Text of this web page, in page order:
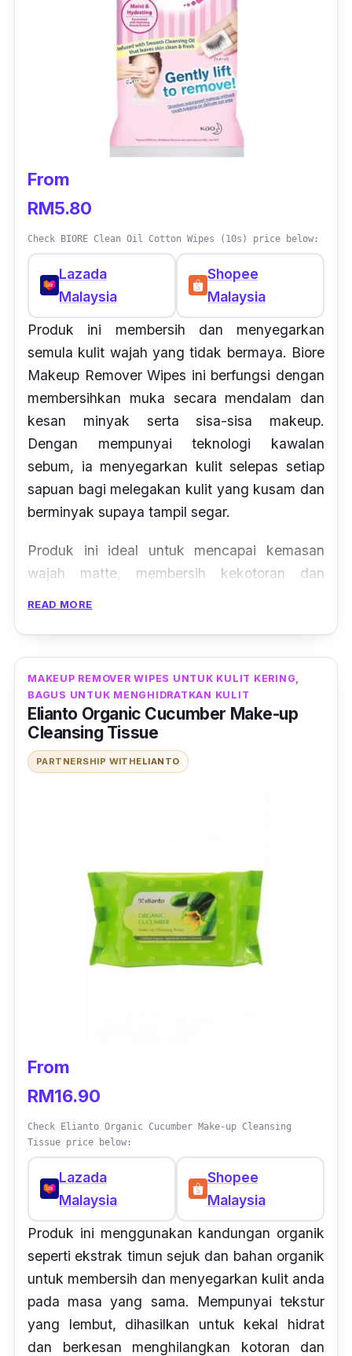
From
RM5.80
Check BIORE Clean Oil Cotton Wipes (10s) price below:
Lazada
Malaysia
Shopee
Malaysia
Produk ini membersih dan menyegarkan
semula kulit wajah yang tidak bermaya. Biore
Makeup Remover Wipes ini berfungsi dengan
membersihkan muka secara mendalam dan
kesan minyak serta sisa-sisa makeup.
Dengan mempunyai teknologi kawalan
sebum, ia menyegarkan kulit selepas setiap
sapuan bagi melegakan kulit yang kusam dan
berminyak supaya tampil segar.
Produk ini ideal untuk mencapai kemasan
wajah matte, membersih kekotoran dan
READ MORE
MAKEUP REMOVER WIPES UNTUK KULIT KERING,
BAGUS UNTUK MENGHIDRATKAN KULIT
Elianto Organic Cucumber Make-up
Cleansing Tissue
PARTNERSHIP WITHELIANTO
From
RM16.90
Check Elianto Organic Cucumber Make-up Cleansing
Tissue price below:
Lazada
Malaysia
Shopee
Malaysia
Produk ini menggunakan kandungan organik
seperti ekstrak timun sejuk dan bahan organik
untuk membersih dan menyegarkan kulit anda
pada masa yang sama. Mempunyai tekstur
yang lembut, dihasilkan untuk kekal hidrat
dan berkesan menghilangkan kotoran dan